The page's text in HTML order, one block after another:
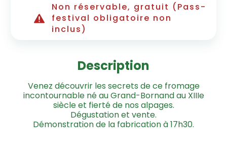
Non réservable, gratuit (Pass-
festival obligatoire non
inclus)
Description
Venez découvrir les secrets de ce fromage
incontournable né au Grand-Bornand au XIIIe
siècle et fierté de nos alpages.
Dégustation et vente.
Démonstration de la fabrication à 17h30.